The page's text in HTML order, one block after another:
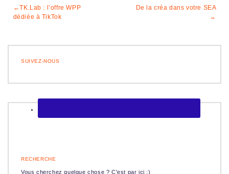
Navigation
l’article
TK.Lab : l’offre WPP
dédiée à TikTok
De la créa dans votre SEA
SUIVEZ-NOUS
RECHERCHE
Vous cherchez quelque chose ? C'est par ici ;)